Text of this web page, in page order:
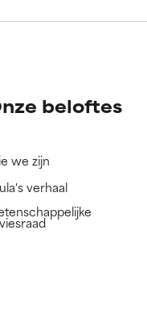
beoordeeld omdat
beoordeeld omdat
beloftes
we zijn
verhaal